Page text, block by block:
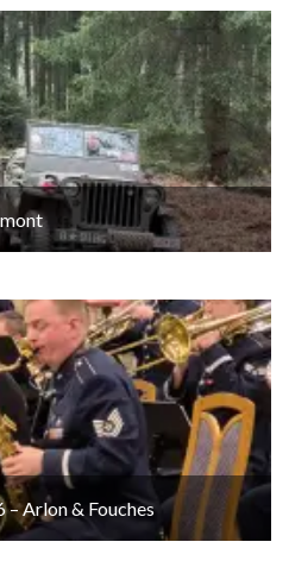
– Arlon & Fouches